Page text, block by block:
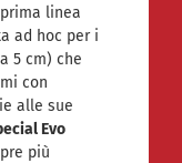
linea
ad hoc per i
5 cm) che
con
alle sue
Evo
più